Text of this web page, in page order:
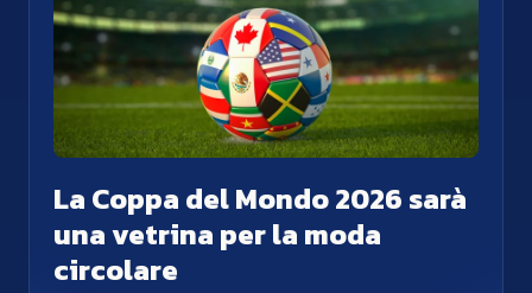
La Coppa del Mondo 2026 sarà
una vetrina per la moda
circolare